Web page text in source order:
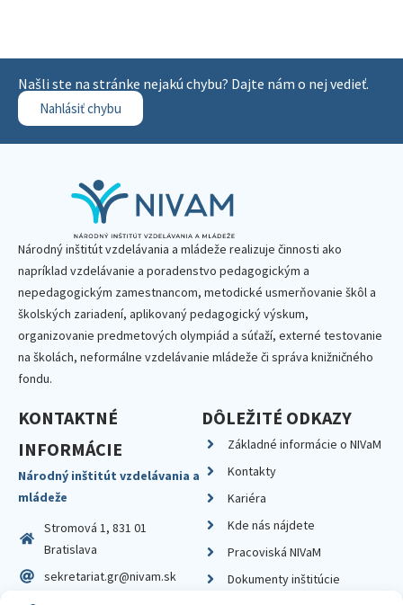
Našli ste na stránke nejakú chybu? Dajte nám o nej vedieť.
Nahlásiť chybu
Národný inštitút vzdelávania a mládeže realizuje činnosti ako
napríklad vzdelávanie a poradenstvo pedagogickým a
nepedagogickým zamestnancom, metodické usmerňovanie škôl a
školských zariadení, aplikovaný pedagogický výskum,
organizovanie predmetových olympiád a súťaží, externé testovanie
na školách, neformálne vzdelávanie mládeže či správa knižničného
fondu.
KONTAKTNÉ
INFORMÁCIE
Národný inštitút vzdelávania a
mládeže
Stromová 1, 831 01
Bratislava
sekretariat.gr@nivam.sk
DÔLEŽITÉ ODKAZY
Základné informácie o NIVaM
Kontakty
Kariéra
Kde nás nájdete
Pracoviská NIVaM
Dokumenty inštitúcie